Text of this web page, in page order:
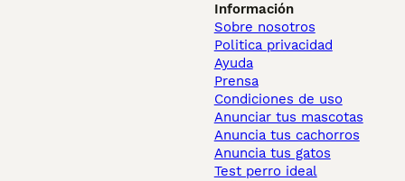
Información
Sobre nosotros
Politica privacidad
Ayuda
Prensa
Condiciones de uso
Anunciar tus mascotas
Anuncia tus cachorros
Anuncia tus gatos
Test perro ideal